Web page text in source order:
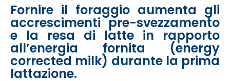
Fornire il foraggio aumenta gli
accrescimenti pre-svezzamento
e la resa di latte in rapporto
all’energia fornita (energy
corrected milk) durante la prima
lattazione.